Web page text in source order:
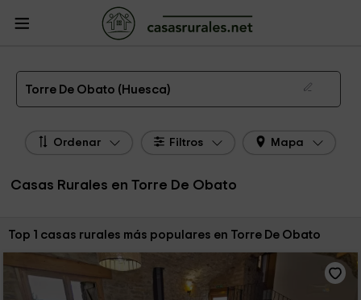
Casas Rurales
Huesca
Casas Rurales Torre De Obato
Las 1 mejores casas rurales en Torre De Obato de 2026
Torre De Obato (Huesca)
Ordenar Filtros Mapa
Casas Rurales en Torre De Obato
Ordenar por:
Top 1 casas rurales más populares en Torre De Obato